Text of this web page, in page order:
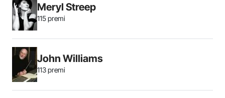
Meryl Streep
115 premi
John Williams
113 premi